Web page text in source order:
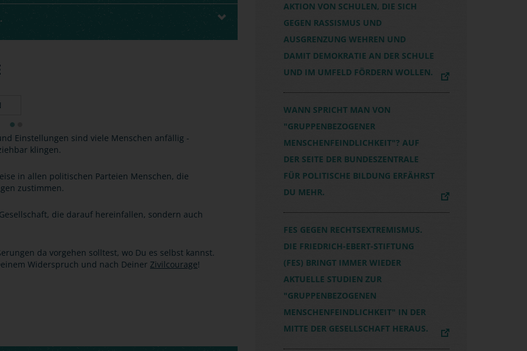
Einstellungen sind viele Menschen anfällig -
klingen.
in allen politischen Parteien Menschen, die
zustimmen.
die darauf hereinfallen, sondern auch
da vorgehen solltest, wo Du es selbst kannst.
Widerspruch und nach Deiner Zivilcourage!
AKTION VON SCHULEN, DIE SICH
GEGEN RASSISMUS UND
AUSGRENZUNG WEHREN UND
DAMIT DEMOKRATIE AN DER SCHULE
UND IM UMFELD FÖRDERN WOLLEN.
WANN SPRICHT MAN VON
"GRUPPENBEZOGENER
MENSCHENFEINDLICHKEIT"? AUF
DER SEITE DER BUNDESZENTRALE
FÜR POLITISCHE BILDUNG ERFÄHRST
DU MEHR.
FES GEGEN RECHTSEXTREMISMUS.
DIE FRIEDRICH-EBERT-STIFTUNG
(FES) BRINGT IMMER WIEDER
AKTUELLE STUDIEN ZUR
"GRUPPENBEZOGENEN
MENSCHENFEINDLICHKEIT" IN DER
MITTE DER GESELLSCHAFT HERAUS.